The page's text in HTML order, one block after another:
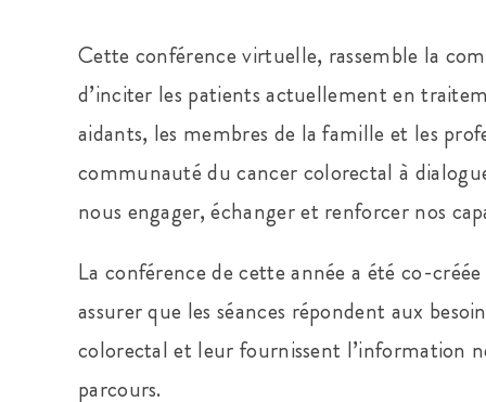
Cette conférence virtuelle, rassemble la
d’inciter les patients actuellement en
aidants, les membres de la famille et les
communauté du cancer colorectal à
nous engager, échanger et renforcer nos
La conférence de cette année a été co-
assurer que les séances répondent aux
colorectal et leur fournissent l’information
parcours.